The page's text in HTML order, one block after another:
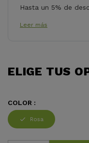
Hasta un 5% de
Leer más
ELIGE TUS
COLOR :
Rosa